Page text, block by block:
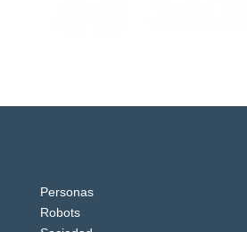
Personas
Robots